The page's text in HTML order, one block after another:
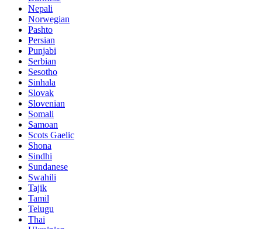
Nepali
Norwegian
Pashto
Persian
Punjabi
Serbian
Sesotho
Sinhala
Slovak
Slovenian
Somali
Samoan
Scots Gaelic
Shona
Sindhi
Sundanese
Swahili
Tajik
Tamil
Telugu
Thai